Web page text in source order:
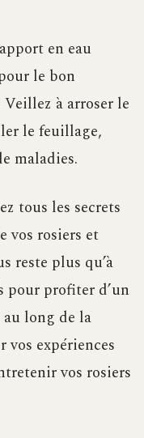
en eau
le bon
à arroser le
le feuillage,
maladies.
tous les secrets
vos rosiers et
reste plus qu’à
pour profiter d’un
long de la
vos expériences
vos rosiers